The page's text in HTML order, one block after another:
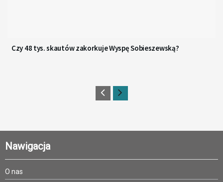
Czy 48 tys. skautów zakorkuje Wyspę Sobieszewską?
Nawigacja
O nas